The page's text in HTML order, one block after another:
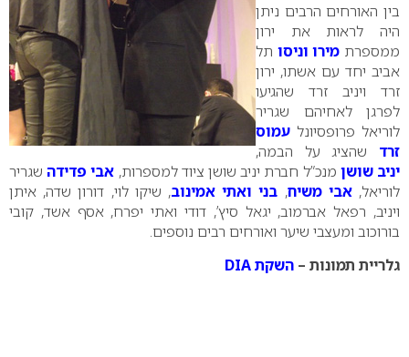
בין האורחים הרבים ניתן
היה לראות את ירון
ממספרת מירו וניסו תל
אביב יחד עם אשתו, ירון
זרד ויניב זרד שהגיעו
לפרגן לאחיהם שגריר
לוריאל פרופסיונל עמוס
זרד שהציג על הבמה,
יניב שושן מנכ”ל חברת יניב שושן ציוד למספרות, אבי פדידהשגריר
לוריאל,אבי משיח, בני ואתי אמינוב, שיקו לוי, דורון שדה, איתן
ויניב, רפאל אברמוב, יגאל סיץ’, דודי ואתי יפרח, אסף אשד, קובי
בורוכוב ומעצבי שיער ואורחים רבים נוספים.
גלריית תמונות – השקת DIA